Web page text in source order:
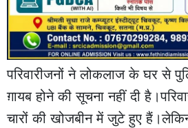
परिवारीजनों ने लोकलाज के घर से
ग़ायब होने की सूचना नहीं दी
चारों की खोजबीन में जुटे हुए